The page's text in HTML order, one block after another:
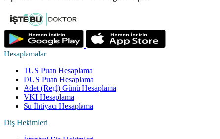
Hesaplamalar
TUS Puan Hesaplama
DUS Puan Hesaplama
Adet (Regl) Günü Hesaplama
VKI Hesaplama
Su İhtiyacı Hesaplama
Diş Hekimleri